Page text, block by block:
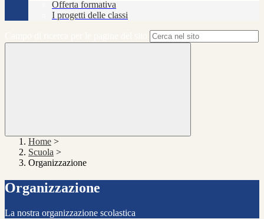
Offerta formativa
I progetti delle classi
Home >
Scuola >
Organizzazione
Organizzazione
La nostra organizzazione scolastica